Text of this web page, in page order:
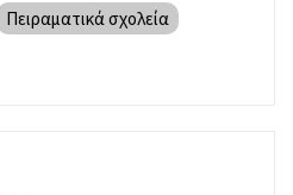
Πειραματικά σχολεία